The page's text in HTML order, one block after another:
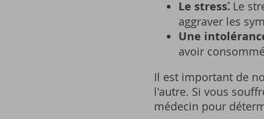
Le stress⁚ Le
aggraver les
Une
avoir
Il est important de
l'autre. Si vous
médecin pour